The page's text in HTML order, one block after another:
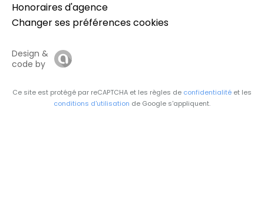
Honoraires d'agence
Changer ses préférences cookies
Design &
code by
Ce site est protégé par reCAPTCHA et les règles de confidentialité et les
conditions d'utilisation de Google s'appliquent.